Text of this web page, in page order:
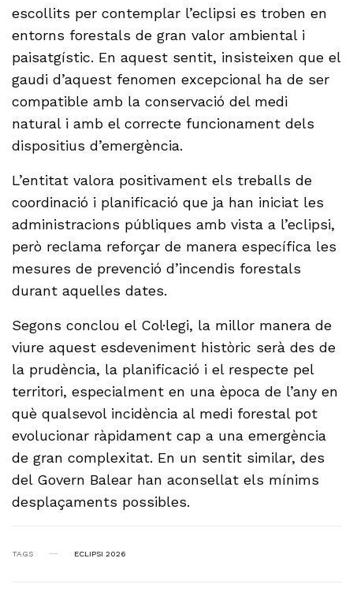
escollits per contemplar l’eclipsi es troben en
entorns forestals de gran valor ambiental i
paisatgístic. En aquest sentit, insisteixen que el
gaudi d’aquest fenomen excepcional ha de ser
compatible amb la conservació del medi
natural i amb el correcte funcionament dels
dispositius d’emergència.
L’entitat valora positivament els treballs de
coordinació i planificació que ja han iniciat les
administracions públiques amb vista a l’eclipsi,
però reclama reforçar de manera específica les
mesures de prevenció d’incendis forestals
durant aquelles dates.
Segons conclou el Col·legi, la millor manera de
viure aquest esdeveniment històric serà des de
la prudència, la planificació i el respecte pel
territori, especialment en una època de l’any en
què qualsevol incidència al medi forestal pot
evolucionar ràpidament cap a una emergència
de gran complexitat. En un sentit similar, des
del Govern Balear han aconsellat els mínims
desplaçaments possibles.
TAGS ECLIPSI 2026